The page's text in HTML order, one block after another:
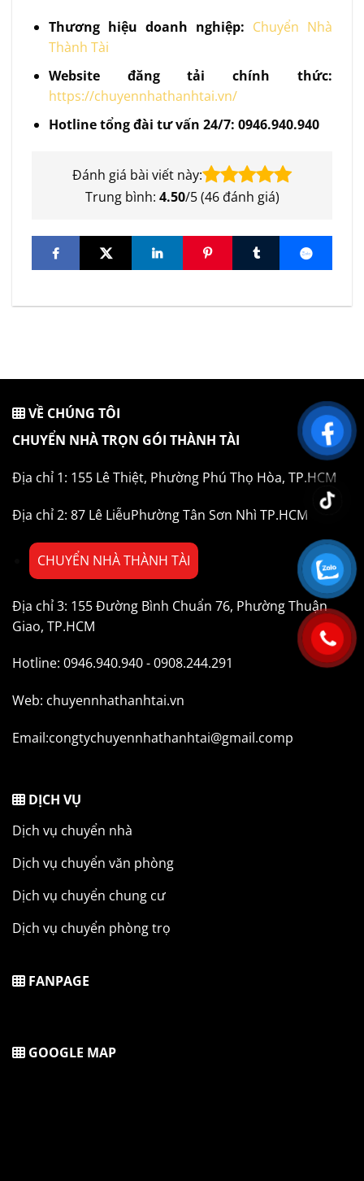
Thương hiệu doanh nghiệp: Chuyển Nhà
Thành Tài
Website đăng tải chính thức:
https://chuyennhathanhtai.vn/
Hotline tổng đài tư vấn 24/7: 0946.940.940
Đánh giá bài viết này:
Trung bình: 4.50/5 (46đánh giá)
VỀ CHÚNG TÔI
CHUYỂN NHÀ TRỌN GÓI THÀNH TÀI
Địa chỉ 1: 155 Lê Thiệt, Phường Phú Thọ Hòa, TP.HCM
Địa chỉ 2: 87 Lê LiễuPhường Tân Sơn Nhì TP.HCM
CHUYỂN NHÀ THÀNH TÀI
Địa chỉ 3: 155 Đường Bình Chuẩn 76, Phường Thuận
Giao, TP.HCM
Hotline: 0946.940.940 - 0908.244.291
Web: chuyennhathanhtai.vn
Email:congtychuyennhathanhtai@gmail.comp
DỊCH VỤ
Dịch vụ chuyển nhà
Dịch vụ chuyển văn phòng
Dịch vụ chuyển chung cư
Dịch vụ chuyển phòng trọ
FANPAGE
GOOGLE MAP